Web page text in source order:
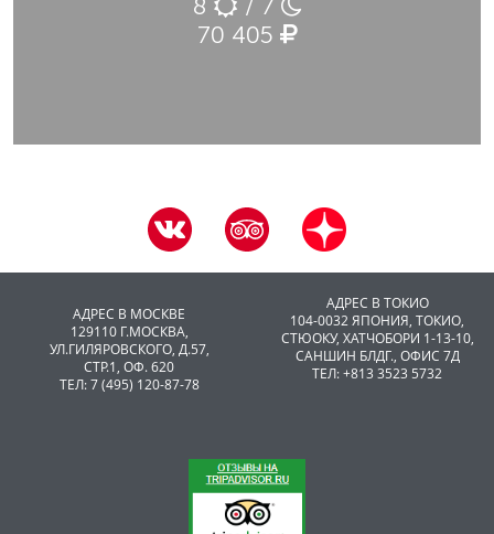
70 405
АДРЕС В МОСКВЕ
129110 Г.МОСКВА,
УЛ.ГИЛЯРОВСКОГО, Д.57,
СТР.1, ОФ. 620
ТЕЛ: 7 (495) 120-87-78
АДРЕС В ТОКИО
104-0032 ЯПОНИЯ, ТОКИО,
CТЮОКУ, ХАТЧОБОРИ 1-13-10,
САНШИН БЛДГ., ОФИС 7Д
ТЕЛ: +813 3523 5732